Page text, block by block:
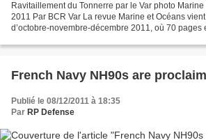
Ravitaillement du Tonnerre par le Var photo
2011 Par BCR Var La revue Marine et Océans
d’octobre-novembre-décembre 2011, où 70 pages
French Navy NH90s are
Publié le 08/12/2011 à 18:35
Par RP Defense